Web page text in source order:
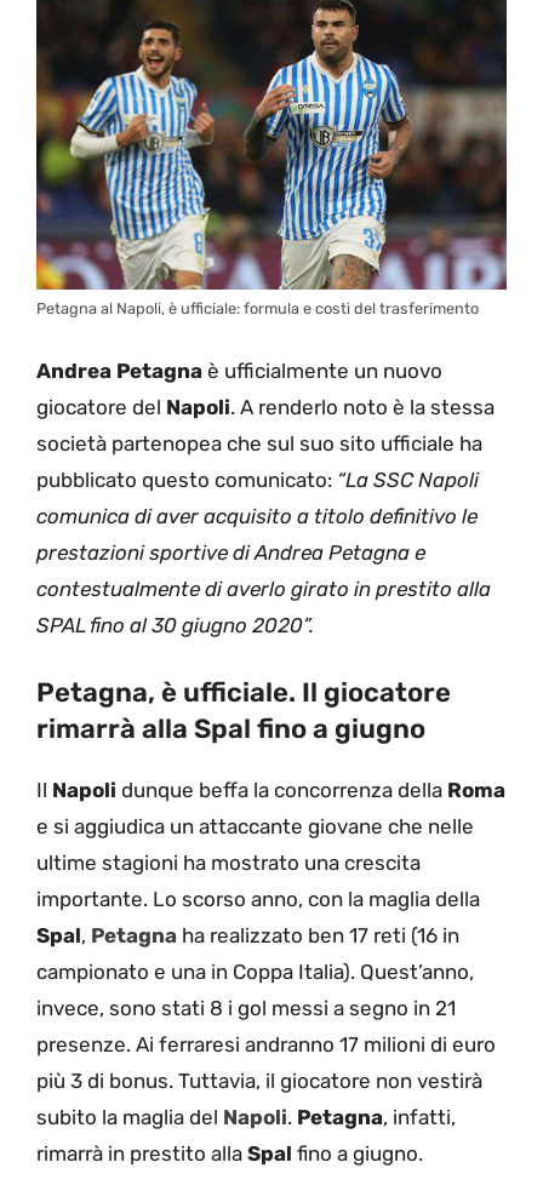
Petagna al Napoli, è ufficiale: formula e costi del trasferimento
Andrea Petagna è ufficialmente un nuovo
giocatore del Napoli. A renderlo noto è la stessa
società partenopea che sul suo sito ufficiale ha
pubblicato questo comunicato: “La SSC Napoli
comunica di aver acquisito a titolo definitivo le
prestazioni sportive di Andrea Petagna e
contestualmente di averlo girato in prestito alla
SPAL fino al 30 giugno 2020”.
Petagna, è ufficiale. Il giocatore
rimarrà alla Spal fino a giugno
Il Napoli dunque beffa la concorrenza della Roma
e si aggiudica un attaccante giovane che nelle
ultime stagioni ha mostrato una crescita
importante. Lo scorso anno, con la maglia della
Spal, Petagna ha realizzato ben 17 reti (16 in
campionato e una in Coppa Italia). Quest’anno,
invece, sono stati 8 i gol messi a segno in 21
presenze. Ai ferraresi andranno 17 milioni di euro
più 3 di bonus. Tuttavia, il giocatore non vestirà
subito la maglia del Napoli. Petagna, infatti,
rimarrà in prestito alla Spal fino a giugno.